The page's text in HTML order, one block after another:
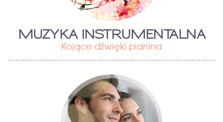
MUZYKA INSTRUMENTALNA
Kojące dźwięki pianina